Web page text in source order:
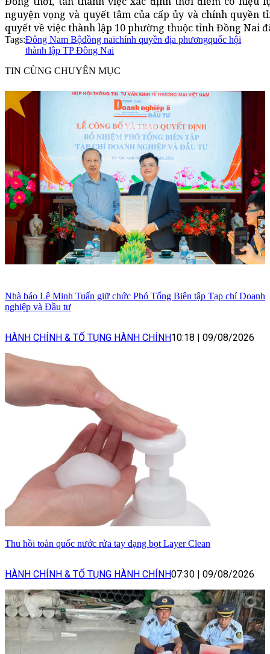
nguyện vọng và quyết tâm của cấp ủy và chính
quyết về việc thành lập 10 phường thuộc tỉnh Đồng Nai
Tags:Đông Nam Bộđồng naichính quyền địa phươngquốc hội
thành lập TP Đồng Nai
TIN CÙNG CHUYÊN MỤC
Nhà báo Lê Minh Tuấn giữ chức Phó Tổng Biên tập Tạp chí Doanh
nghiệp và Đầu tư
HÀNH CHÍNH & TỐ TỤNG HÀNH CHÍNH10:18 09/08/2026
Thu hồi toàn quốc nước rửa tay dạng bọt Layer Clean
HÀNH CHÍNH & TỐ TỤNG HÀNH CHÍNH07:30 09/08/2026